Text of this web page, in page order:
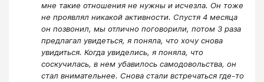
мне такие отношения не нужны и исчезла. Он тоже
не проявлял никакой активности. Спустя 4 месяца
он позвонил, мы отлично поговорили, потом 3 раза
предлагал увидеться, я поняла, что хочу снова
увидиться. Когда увиделись, я поняла, что
соскучилась, в нем убавилось самодовольства, он
стал внимательнее. Снова стали встречаться где-то